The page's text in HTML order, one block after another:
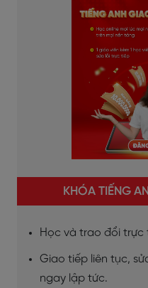
KHÓA TIẾNG
Học và trao đổi trực
Giao tiếp liên tục,
ngay lập tức.